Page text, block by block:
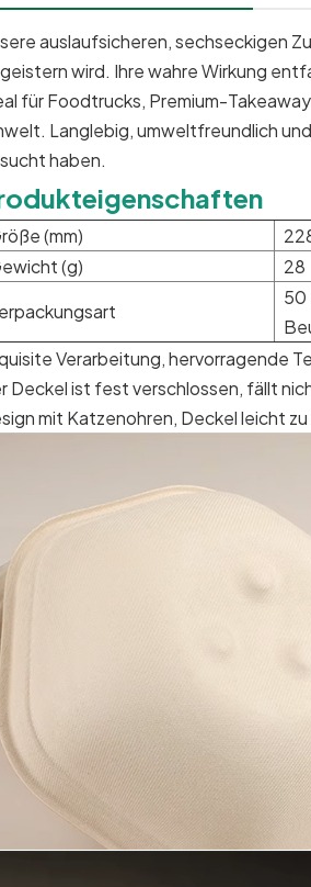
auslaufsicheren, sechseckigen
wird. Ihre wahre Wirkung
für Foodtrucks, Premium-
Langlebig, umweltfreundlich
haben.
(mm)
(g)
28
50
Verarbeitung, hervorragende
Deckel ist fest verschlossen, fällt
mit Katzenohren, Deckel leicht